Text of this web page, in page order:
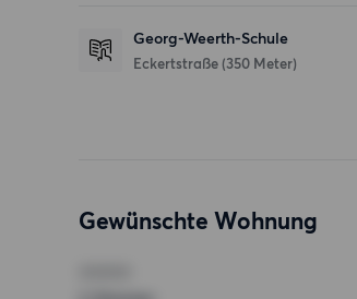
Georg-Weerth-Schule
Eckertstraße (350 Meter)
Gewünschte Wohnung